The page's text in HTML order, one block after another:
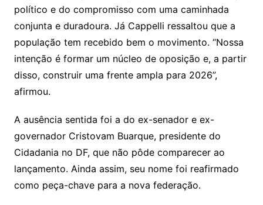
político e do compromisso com uma caminhada
conjunta e duradoura. Já Cappelli ressaltou que a
população tem recebido bem o movimento. “Nossa
intenção é formar um núcleo de oposição e, a partir
disso, construir uma frente ampla para 2026”,
afirmou.
A ausência sentida foi a do ex-senador e ex-
governador Cristovam Buarque, presidente do
Cidadania no DF, que não pôde comparecer ao
lançamento. Ainda assim, seu nome foi reafirmado
como peça-chave para a nova federação.